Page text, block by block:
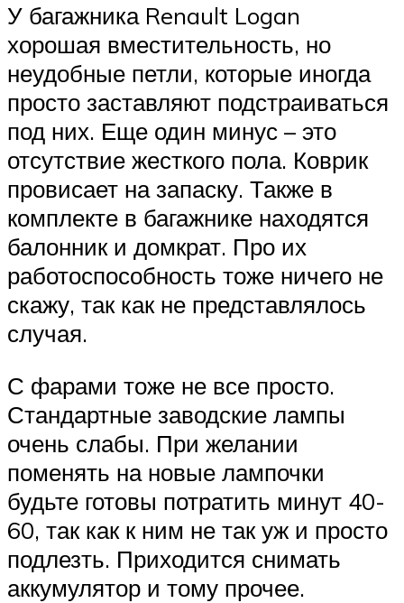
У багажника Renault Logan
хорошая вместительность, но
неудобные петли, которые иногда
просто заставляют подстраиваться
под них. Еще один минус – это
отсутствие жесткого пола. Коврик
провисает на запаску. Также в
комплекте в багажнике находятся
балонник и домкрат. Про их
работоспособность тоже ничего не
скажу, так как не представлялось
случая.
С фарами тоже не все просто.
Стандартные заводские лампы
очень слабы. При желании
поменять на новые лампочки
будьте готовы потратить минут 40-
60, так как к ним не так уж и просто
подлезть. Приходится снимать
аккумулятор и тому прочее.